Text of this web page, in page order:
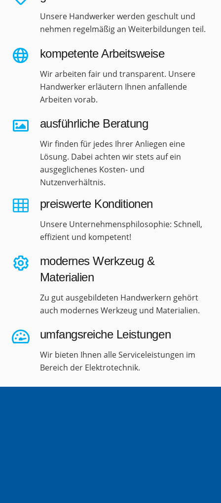
Unsere Handwerker werden geschult und
nehmen regelmäßig an Weiterbildungen teil.
kompetente Arbeitsweise
Wir arbeiten fair und transparent. Unsere
Handwerker erläutern Ihnen anfallende
Arbeiten vorab.
ausführliche Beratung
Wir finden für jedes Ihrer Anliegen eine
Lösung. Dabei achten wir stets auf ein
ausgeglichenes Kosten- und
Nutzenverhältnis.
preiswerte Konditionen
Unsere Unternehmensphilosophie: Schnell,
effizient und kompetent!
modernes Werkzeug &
Materialien
Zu gut ausgebildeten Handwerkern gehört
auch modernes Werkzeug und Materialien.
umfangsreiche Leistungen
Wir bieten Ihnen alle Serviceleistungen im
Bereich der Elektrotechnik.